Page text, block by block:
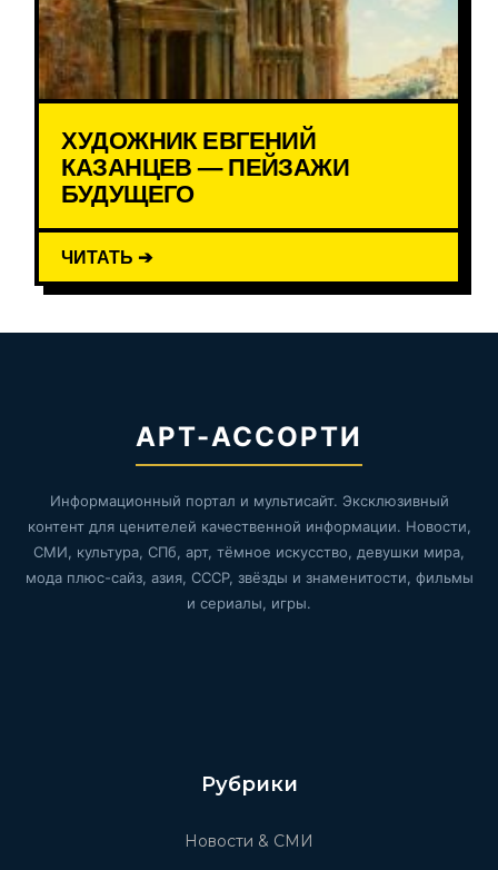
ХУДОЖНИК ЕВГЕНИЙ
КАЗАНЦЕВ — ПЕЙЗАЖИ
БУДУЩЕГО
ЧИТАТЬ ➔
АРТ-АССОРТИ
Информационный портал и мультисайт. Эксклюзивный
контент для ценителей качественной информации. Новости,
СМИ, культура, СПб, арт, тёмное искусство, девушки мира,
мода плюс-сайз, азия, СССР, звёзды и знаменитости, фильмы
и сериалы, игры.
Рубрики
Новости & СМИ